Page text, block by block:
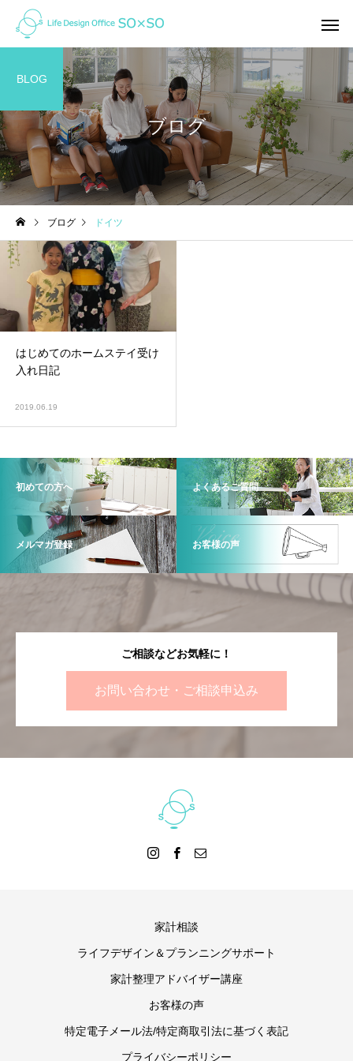
家計の整え方
オンライン（ZOOM)で家
計相談ってどんな感じ？
ライフプラン
「未来」はここから変
ブログ
BLOG
ブログ ドイツ
はじめてのホームステイ受け
入れ日記
2019.06.19
初めての方へ よくあるご質問
メルマガ登録 お客様の声
ご相談などお気軽に！
お問い合わせ・ご相談申込み
家計相談
ライフデザイン＆プランニングサポート
家計整理アドバイザー講座
お客様の声
特定電子メール法/特定商取引法に基づく表記
プライバシーポリシー